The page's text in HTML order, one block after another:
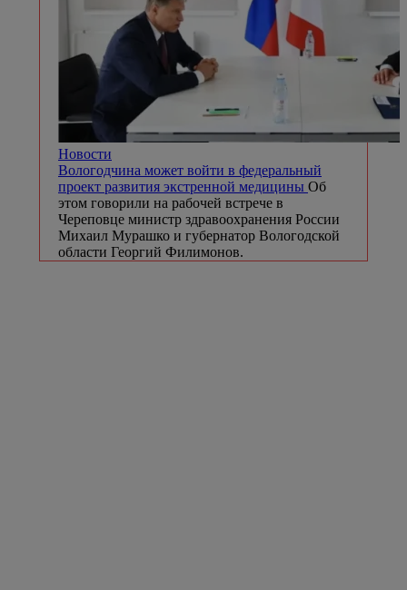
Новости
Вологодчина может войти в федеральный
проект развития экстренной медицины Об
этом говорили на рабочей встрече в
Череповце министр здравоохранения России
Михаил Мурашко и губернатор Вологодской
области Георгий Филимонов.